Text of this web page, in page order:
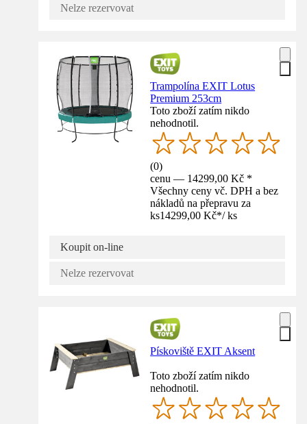
Nelze rezervovat
Trampolína EXIT Lotus
Premium 253cm
Toto zboží zatím nikdo
nehodnotil.
(0)
cenu — 14299,00 Kč *
Všechny ceny vč. DPH a bez
nákladů na přepravu za
ks14299,00 Kč*/ ks
Koupit on-line
Nelze rezervovat
Pískoviště EXIT Aksent
Toto zboží zatím nikdo
nehodnotil.